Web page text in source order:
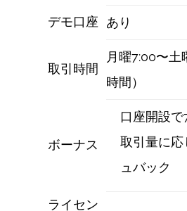
デモ口座 あり
取引時間
月曜7:00〜土
時間）
ボーナス
口座開設
取引量に応
ュバック
ライセン